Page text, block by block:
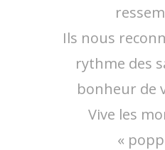
Ils nous
rythme des
bonheur de
Vive les
«